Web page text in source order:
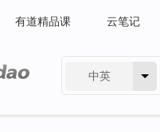
有道精品课 云笔记
中英